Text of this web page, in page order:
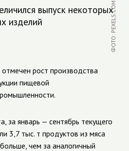
выпуск некоторых
изделий
ФОТО: PEXELS.COM
рост производства
пищевой
за январь — сентябрь текущего
3,7 тыс. т продуктов из мяса
чем за аналогичный